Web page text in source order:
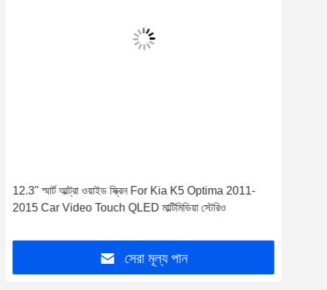
12.3" স্মার্ট আল্ট্রা ওয়াইড স্ক্রিন For Kia K5 Optima 2011-
2015 Car Video Touch QLED মাল্টিমিডিয়া স্টেরিও
সেরা মূল্য পান